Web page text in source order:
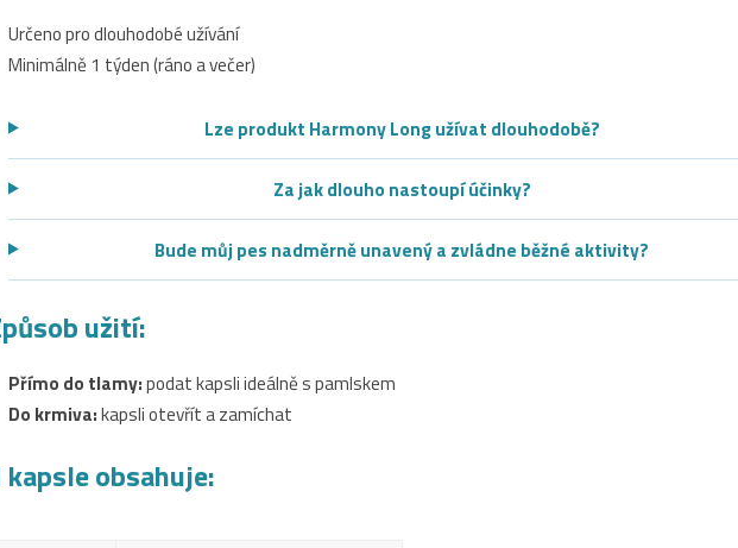
Určeno pro dlouhodobé užívání
Minimálně 1 týden (ráno a večer)
Lze produkt Harmony Long užívat dlouhodobě?
Za jak dlouho nastoupí účinky?
Bude můj pes nadměrně unavený a zvládne běžné aktivity?
užití:
Přímo do tlamy:podat kapsli ideálně s pamlskem
Do krmiva:kapsli otevřít a zamíchat
kapsle obsahuje: